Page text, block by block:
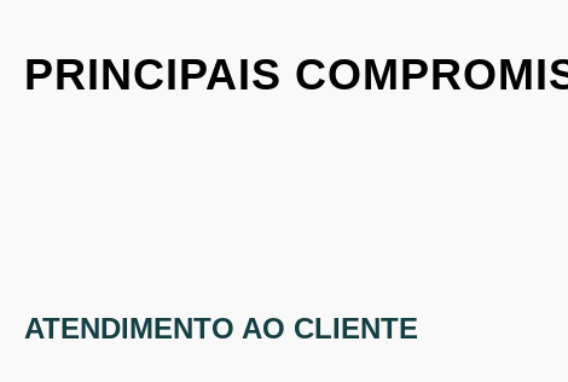
PRINCIPAIS
ATENDIMENTO AO CLIENTE